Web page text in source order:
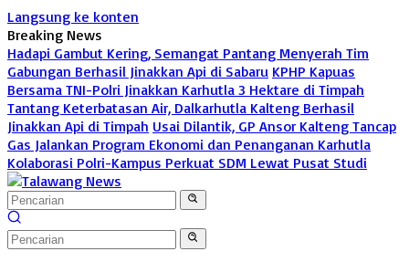
Langsung ke konten
Breaking News
Hadapi Gambut Kering, Semangat Pantang Menyerah Tim
Gabungan Berhasil Jinakkan Api di Sabaru KPHP Kapuas
Bersama TNI-Polri Jinakkan Karhutla 3 Hektare di Timpah
Tantang Keterbatasan Air, Dalkarhutla Kalteng Berhasil
Jinakkan Api di Timpah Usai Dilantik, GP Ansor Kalteng Tancap
Gas Jalankan Program Ekonomi dan Penanganan Karhutla
Kolaborasi Polri-Kampus Perkuat SDM Lewat Pusat Studi